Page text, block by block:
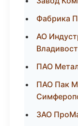
Фабрика
АО
ПАО
ПАО Пак
ЗАО